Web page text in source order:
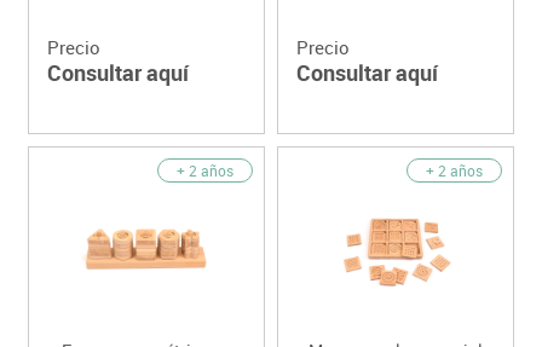
Precio
Consultar aquí
Precio
Consultar aquí
+ 2 años + 2 años